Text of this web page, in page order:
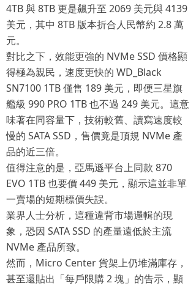
4TB 與 8TB 更是飆升至 2069 美元與 4139
美元，其中 8TB 版本折合人民幣約 2.8 萬
元。
對比之下，效能更強的 NVMe SSD 價格顯
得極為親民，速度更快的 WD_Black
SN7100 1TB 僅售 189 美元，即便三星旗
艦級 990 PRO 1TB 也不過 249 美元。這意
味著在同容量下，技術較舊、讀寫速度較
慢的 SATA SSD，售價竟是頂規 NVMe 產
品的近三倍。
值得注意的是，亞馬遜平台上同款 870
EVO 1TB 也要價 449 美元，顯示這並非單
一賣場的短期標價失誤。
業界人士分析，這種違背市場邏輯的現
象，恐因 SATA SSD 的產量遠低於主流
NVMe 產品所致。
然而，Micro Center 貨架上仍堆滿庫存，
甚至還貼出「每戶限購 2 塊」的告示，顯